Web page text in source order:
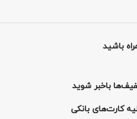
باشید
باخبر شوید
کارت‌های بانکی